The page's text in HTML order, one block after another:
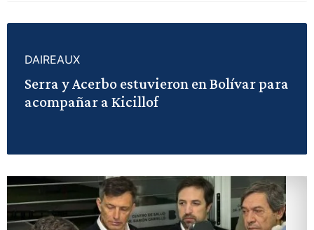
DAIREAUX
Serra y Acerbo estuvieron en Bolívar para
acompañar a Kicillof